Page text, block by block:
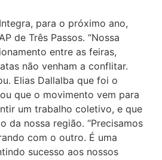
para o próximo ano,
de Três Passos. “Nossa
entre as feiras,
não venham a conflitar.
Elias Dallalba que foi o
que o movimento vem para
um trabalho coletivo, e que
da nossa região. “Precisamos
com o outro. É uma
sucesso aos nossos